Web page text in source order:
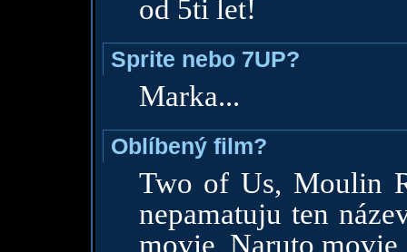
od 5ti let!
Sprite nebo 7UP?
Marka...
Oblíbený film?
Two of Us, Moulin
nepamatuju ten
movie, Naruto movie